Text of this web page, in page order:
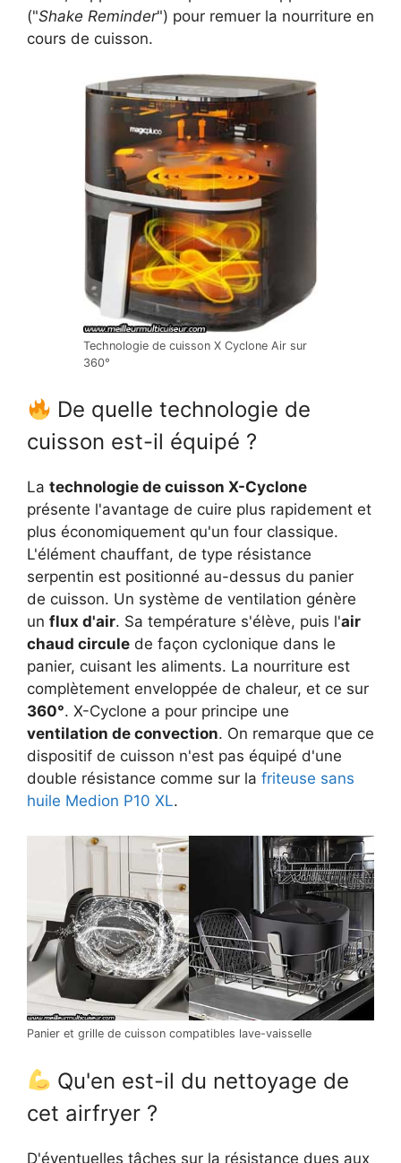
("Shake Reminder") pour remuer la nourriture en
cours de cuisson.
Technologie de cuisson X Cyclone Air sur
360°
De quelle technologie de
cuisson est-il équipé ?
La technologie de cuisson X-Cyclone
présente l'avantage de cuire plus rapidement et
plus économiquement qu'un four classique.
L'élément chauffant, de type résistance
serpentin est positionné au-dessus du panier
de cuisson. Un système de ventilation génère
un flux d'air. Sa température s'élève, puis l'air
chaud circule de façon cyclonique dans le
panier, cuisant les aliments. La nourriture est
complètement enveloppée de chaleur, et ce sur
360°. X-Cyclone a pour principe une
ventilation de convection. On remarque que ce
dispositif de cuisson n'est pas équipé d'une
double résistance comme sur la friteuse sans
huile Medion P10 XL.
Panier et grille de cuisson compatibles lave-vaisselle
Qu'en est-il du nettoyage de
cet airfryer ?
D'éventuelles tâches sur la résistance dues aux